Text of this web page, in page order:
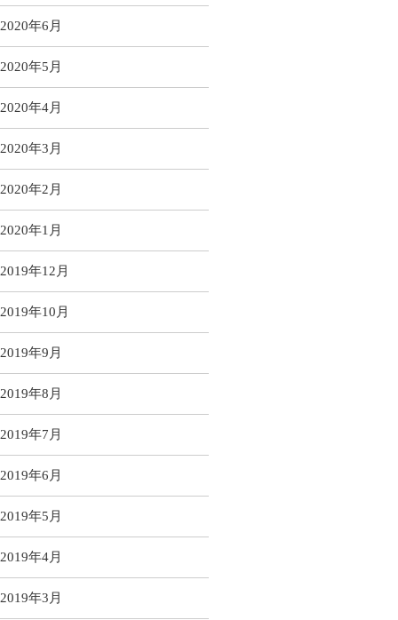
2020年6月
2020年5月
2020年4月
2020年3月
2020年2月
2020年1月
2019年12月
2019年10月
2019年9月
2019年8月
2019年7月
2019年6月
2019年5月
2019年4月
2019年3月